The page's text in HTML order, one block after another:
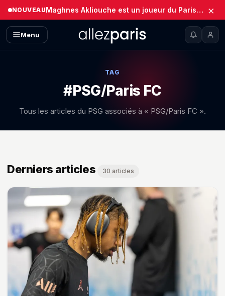
NOUVEAU Maghnes Akliouche est un joueur du Paris Saint-Germain (Officiel) ×
Menu
TAG
#PSG/Paris FC
Tous les articles du PSG associés à « PSG/Paris FC ».
Derniers articles 30 articles